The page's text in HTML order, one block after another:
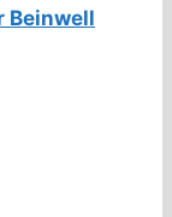
Beinwell